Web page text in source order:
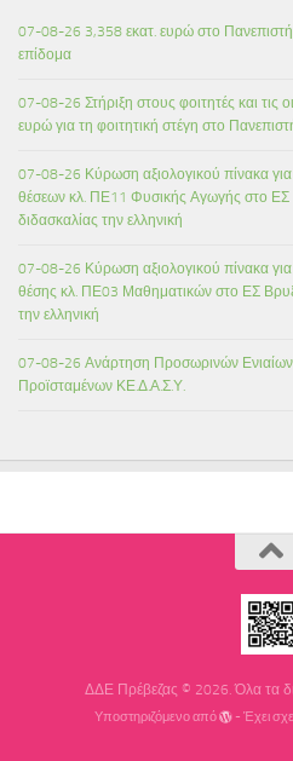
07-08-26 3,358 εκατ. ευρώ στο
επίδομα
07-08-26 Στήριξη στους φοιτητές και τις
ευρώ για τη φοιτητική στέγη στο
07-08-26 Κύρωση αξιολογικού πίνακα
θέσεων κλ. ΠΕ11 Φυσικής Αγωγής στο ΕΣ
διδασκαλίας την ελληνική
07-08-26 Κύρωση αξιολογικού πίνακα
θέσης κλ. ΠΕ03 Μαθηματικών στο ΕΣ
την ελληνική
07-08-26 Ανάρτηση Προσωρινών
Προϊσταμένων ΚΕ.Δ.Α.Σ.Υ.
ΔΔΕ Πρέβεζας © 2026. Όλα τα
Υποστηριζόμενο από - Έχει